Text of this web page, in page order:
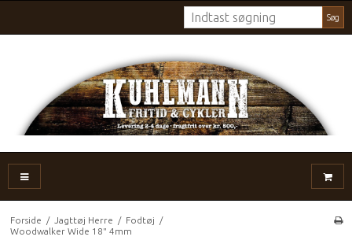
Søg
Forside / Jagttøj Herre / Fodtøj
/
Woodwalker Wide 18" 4mm